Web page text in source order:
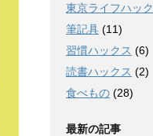
東京ライフハッ
筆記具 (11)
習慣ハックス (6)
読書ハックス (2)
食べもの (28)
最新の記事